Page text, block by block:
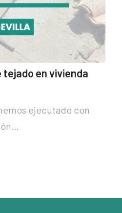
en vivienda
ejecutado con